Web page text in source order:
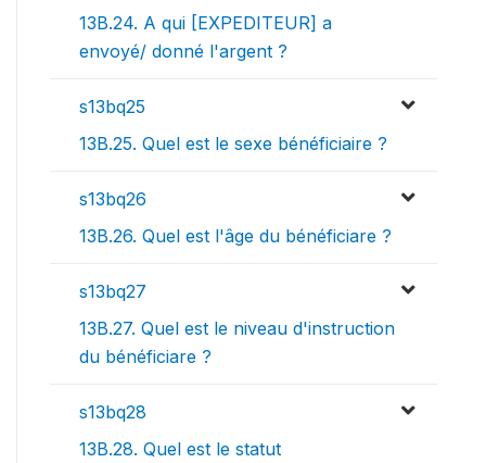
13B.24. A qui [EXPEDITEUR] a
envoyé/ donné l'argent ?
s13bq25
13B.25. Quel est le sexe bénéficiaire ?
s13bq26
13B.26. Quel est l'âge du bénéficiare ?
s13bq27
13B.27. Quel est le niveau d'instruction
du bénéficiare ?
s13bq28
13B.28. Quel est le statut